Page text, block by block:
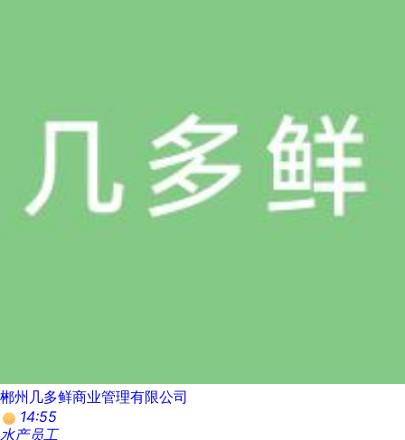
郴州几多鲜商业管理有限公司
14:55
水产员工